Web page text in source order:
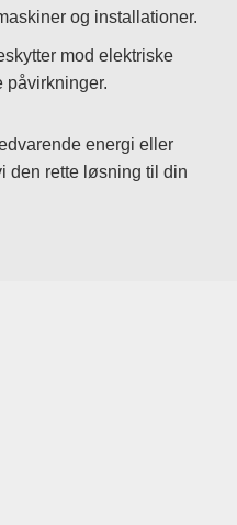
og installationer.
mod elektriske
påvirkninger.
energi eller
den rette løsning til din